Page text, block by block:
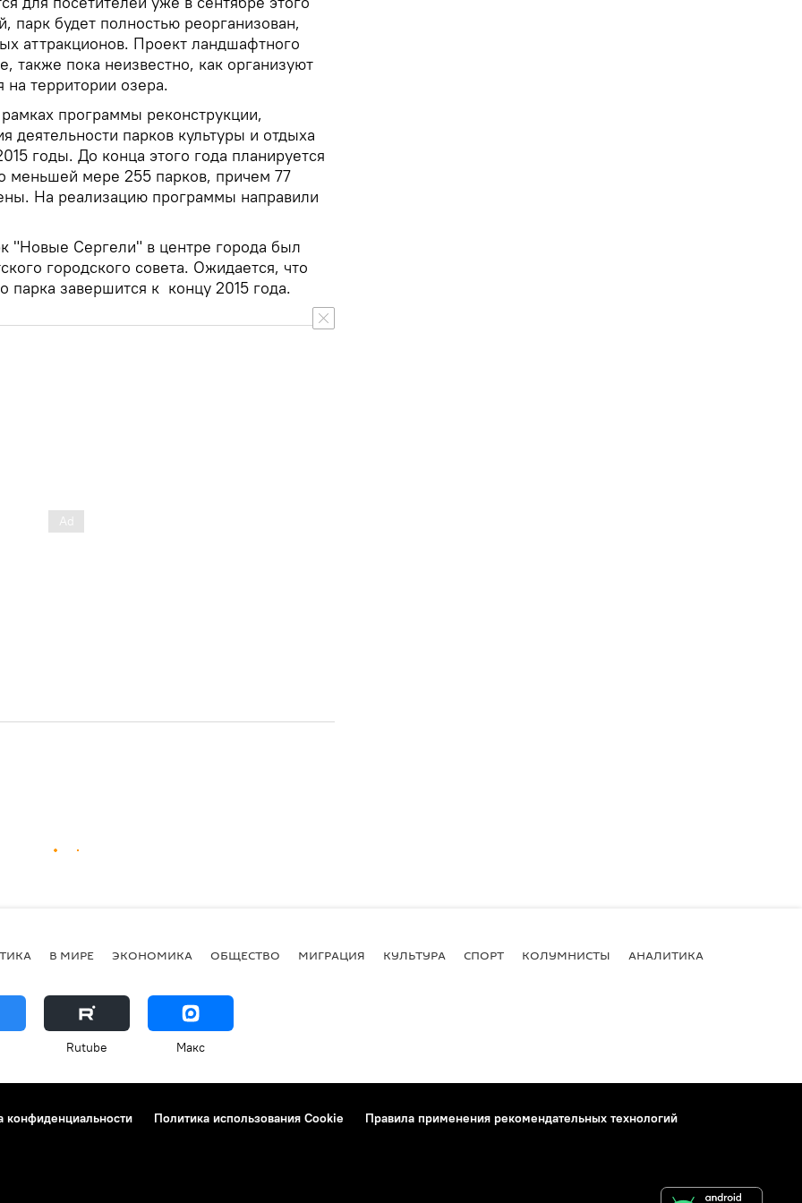
парк будет полностью реорганизован,
аттракционов. Проект ландшафтного
также пока неизвестно, как организуют
на территории озера.
программы реконструкции,
деятельности парков культуры и отдыха
годы. До конца этого года планируется
меньшей мере 255 парков, причем 77
На реализацию программы направили
"Новые Сергели" в центре города был
городского совета. Ожидается, что
парка завершится к концу 2015 года.
В МИРЕ ЭКОНОМИКА ОБЩЕСТВО МИГРАЦИЯ КУЛЬТУРА СПОРТ КОЛУМНИСТЫ АНАЛИТИКА
Rutube Макс
конфиденциальности Политика использования Cookie
Правила применения рекомендательных технологий